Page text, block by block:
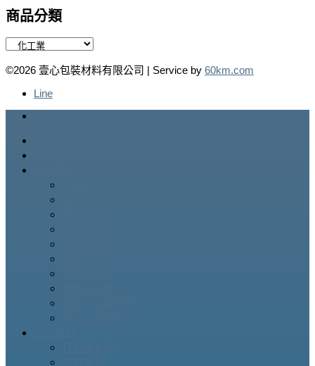
商品分類
©2026 壹心包裝材料有限公司 | Service by 60km.com
Line